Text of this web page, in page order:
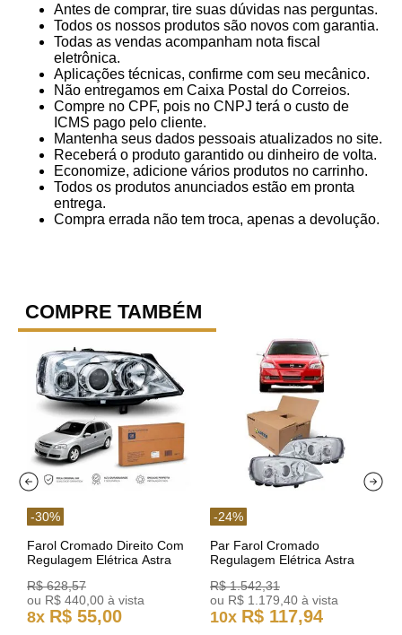
Antes de comprar, tire suas dúvidas nas perguntas.
Todos os nossos produtos são novos com garantia.
Todas as vendas acompanham nota fiscal
eletrônica.
Aplicações técnicas, confirme com seu mecânico.
Não entregamos em Caixa Postal do Correios.
Compre no CPF, pois no CNPJ terá o custo de
ICMS pago pelo cliente.
Mantenha seus dados pessoais atualizados no site.
Receberá o produto garantido ou dinheiro de volta.
Economize, adicione vários produtos no carrinho.
Todos os produtos anunciados estão em pronta
entrega.
Compra errada não tem troca, apenas a devolução.
COMPRE TAMBÉM
-30%
Farol Cromado Direito Com
Regulagem Elétrica Astra
R$ 628,57
ou R$ 440 00 à vista
8x R$ 55,00
-24%
Par Farol Cromado
Regulagem Elétrica Astra
R$ 1.542,31
ou R$ 1 179 40 à vista
10x R$ 117,94